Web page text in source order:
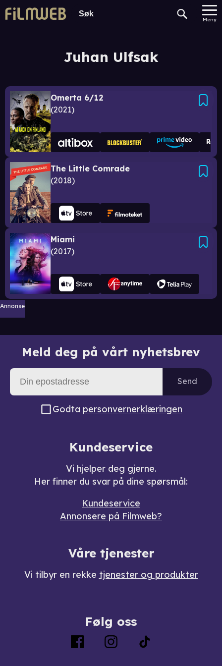
Meny
Juhan Ulfsak
Omerta 6/12
2021
The Little Comrade
2018
Miami
2017
Annonse
Meld deg på vårt nyhetsbrev
Send
Godta personvernerklæringen
Kundeservice
Vi hjelper deg gjerne.
Her finner du svar på dine spørsmål:
Kundeservice
Annonsere på Filmweb?
Våre tjenester
Vi tilbyr en rekke tjenester og produkter
Følg oss